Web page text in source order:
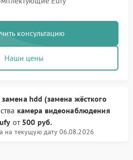
консультацию
Наши цены
замена hdd (замена жёсткого
камера видеонаблюдения
от 500 руб.
на текущую дату 06.08.2026